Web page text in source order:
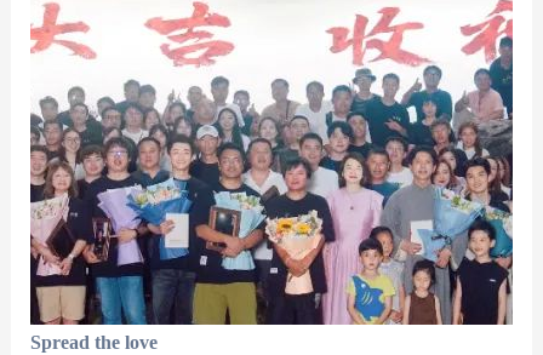
Spread the love